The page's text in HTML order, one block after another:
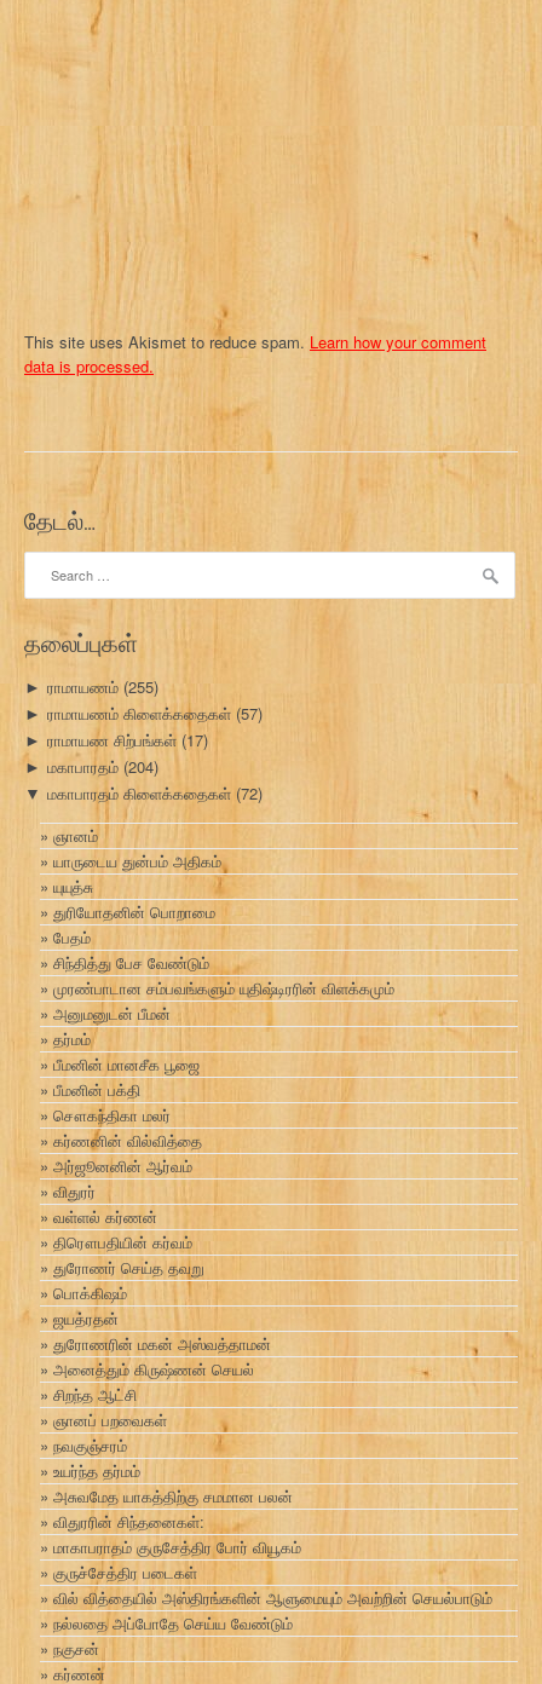
i
n
This site uses Akismet to reduce spam. Learn how your comment
data is processed.
தேடல்…
தலைப்புகள்
► ராமாயணம் (255)
► ராமாயணம் கிளைக்கதைகள் (57)
► ராமாயண சிற்பங்கள் (17)
► மகாபாரதம் (204)
▼ மகாபாரதம் கிளைக்கதைகள் (72)
ஞானம்
யாருடைய துன்பம் அதிகம்
யுயுத்சு
துரியோதனின் பொறாமை
பேதம்
சிந்தித்து பேச வேண்டும்
முரண்பாடான சம்பவங்களும் யுதிஷ்டிரரின் விளக்கமும்
அனுமனுடன் பீமன்
தர்மம்
பீமனின் மானசீக பூஜை
பீமனின் பக்தி
சௌகந்திகா மலர்
கர்ணனின் வில்வித்தை
அர்ஜூனனின் ஆர்வம்
விதுரர்
வள்ளல் கர்ணன்
திரௌபதியின் கர்வம்
துரோணர் செய்த தவறு
பொக்கிஷம்
ஜயத்ரதன்
துரோணரின் மகன் அஸ்வத்தாமன்
அனைத்தும் கிருஷ்ணன் செயல்
சிறந்த ஆட்சி
ஞானப் பறவைகள்
நவகுஞ்சரம்
உயர்ந்த தர்மம்
அசுவமேத யாகத்திற்கு சமமான பலன்
விதுரரின் சிந்தனைகள்:
மாகாபராதம் குருசேத்திர போர் வியூகம்
குருச்சேத்திர படைகள்
வில் வித்தையில் அஸ்திரங்களின் ஆளுமையும் அவற்றின் செயல்பாடும்
நல்லதை அப்போதே செய்ய வேண்டும்
நகுசன்
கர்ணன்